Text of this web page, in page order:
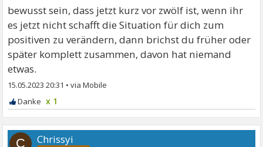
bewusst sein, dass jetzt kurz vor zwölf ist, wenn ihr
es jetzt nicht schafft die Situation für dich zum
positiven zu verändern, dann brichst du früher oder
später komplett zusammen, davon hat niemand
etwas.
15.05.2023 20:31 •
x 1
C Chrissyi